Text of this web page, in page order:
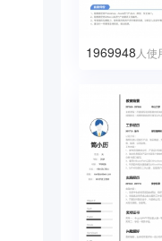
1969948 人使